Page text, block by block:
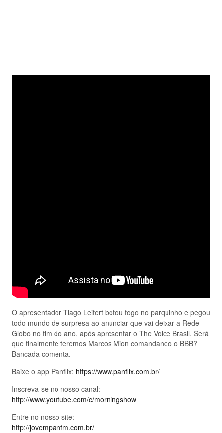
O apresentador Tiago Leifert botou fogo no parquinho e pegou
todo mundo de surpresa ao anunciar que vai deixar a Rede
Globo no fim do ano, após apresentar o The Voice Brasil. Será
que finalmente teremos Marcos Mion comandando o BBB?
Bancada comenta.
Baixe o app Panflix: https://www.panflix.com.br/
Inscreva-se no nosso canal:
http://www.youtube.com/c/morningshow
Entre no nosso site:
http://jovempanfm.com.br/